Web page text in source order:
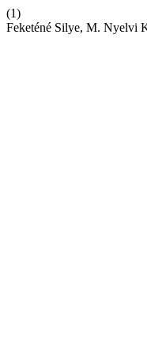
(1)
Feketéné Silye, M. Nyelvi